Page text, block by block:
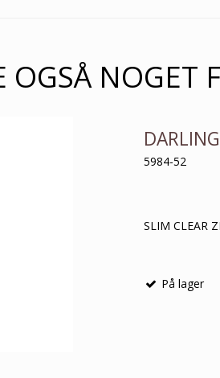
OGSÅ NOGET
5984-52
SLIM CLEAR
På lager